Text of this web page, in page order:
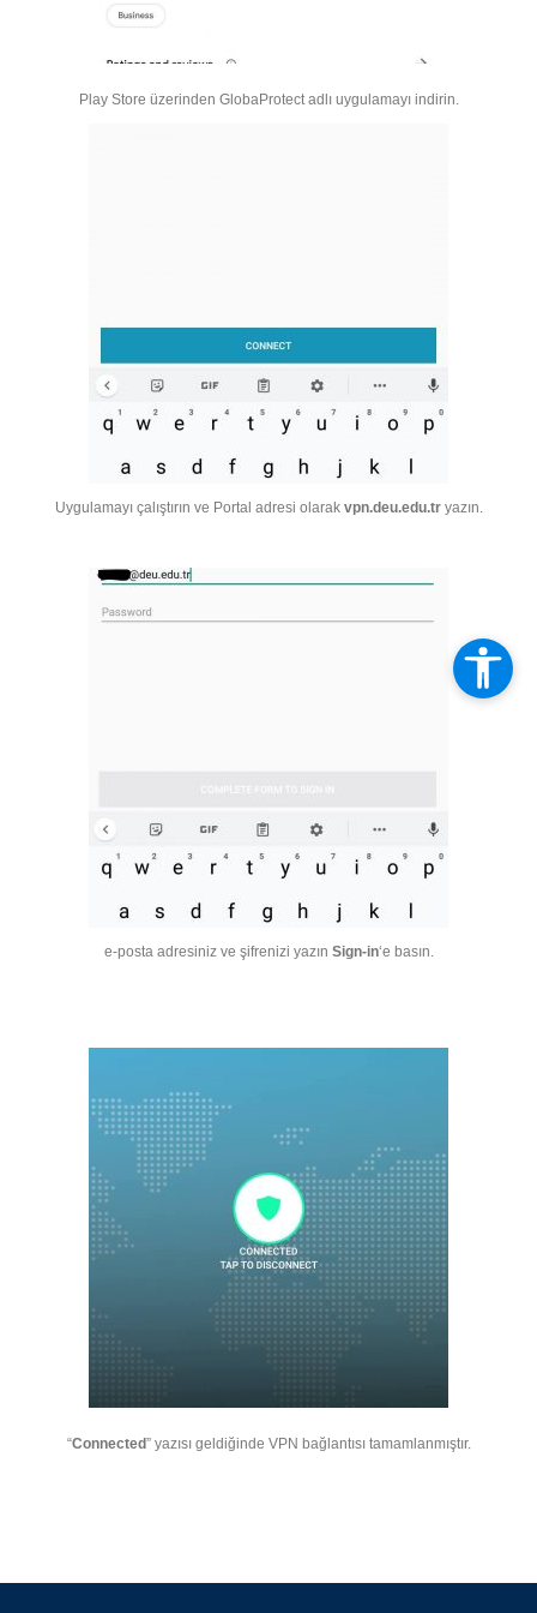
Play Store üzerinden GlobaProtect adlı uygulamayı indirin.
Uygulamayı çalıştırın ve Portal adresi olarak vpn.deu.edu.tryazın.
e-posta adresiniz ve şifrenizi yazın Sign-in‘e basın.
“Connected” yazısı geldiğinde VPN bağlantısı tamamlanmıştır.